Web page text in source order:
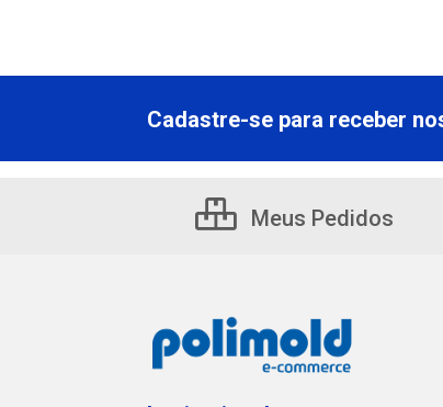
Cadastre-se para receber
Meus Pedidos